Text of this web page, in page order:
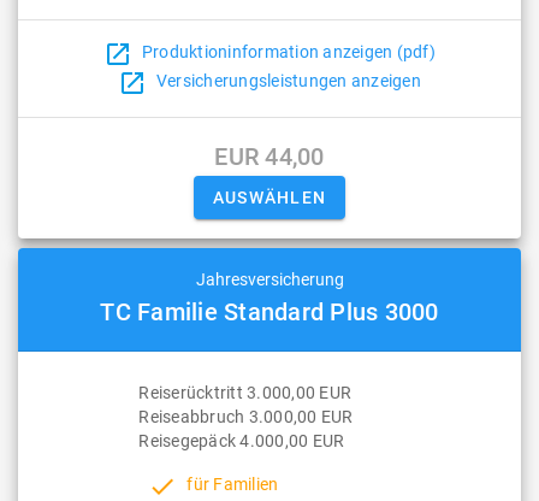
open_in_new Produktioninformation anzeigen (pdf)
open_in_new Versicherungsleistungen anzeigen
EUR 44,00
Jahresversicherung
TC Familie Standard Plus 3000
Reiserücktritt 3.000,00 EUR
Reiseabbruch 3.000,00 EUR
Reisegepäck 4.000,00 EUR
done für Familien